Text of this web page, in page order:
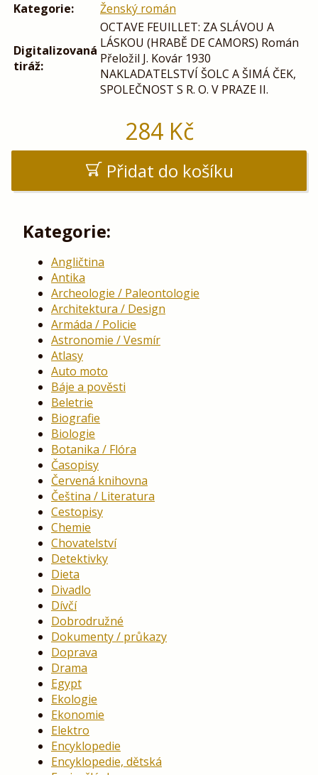
Kategorie:
Ženský román
Digitalizovaná
tiráž:
OCTAVE FEUILLET: ZA SLÁVOU A
LÁSKOU (HRABĚ DE CAMORS) Román
Přeložil J. Kovár 1930
NAKLADATELSTVÍ ŠOLC A ŠIMÁ ČEK,
SPOLEČNOST S R. O. V PRAZE II.
284Kč
Přidat do košíku
Kategorie:
Angličtina
Antika
Archeologie / Paleontologie
Architektura / Design
Armáda / Policie
Astronomie / Vesmír
Atlasy
Auto moto
Báje a pověsti
Beletrie
Biografie
Biologie
Botanika / Flóra
Časopisy
Červená knihovna
Čeština / Literatura
Cestopisy
Chemie
Chovatelství
Detektivky
Dieta
Divadlo
Dívčí
Dobrodružné
Dokumenty / průkazy
Doprava
Drama
Egypt
Ekologie
Ekonomie
Elektro
Encyklopedie
Encyklopedie, dětská